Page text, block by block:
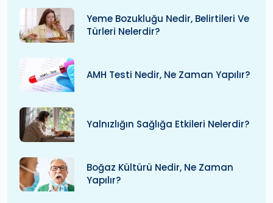
Yeme Bozukluğu Nedir, Belirtileri Ve
Türleri Nelerdir?
AMH Testi Nedir, Ne Zaman Yapılır?
Yalnızlığın Sağlığa Etkileri Nelerdir?
Boğaz Kültürü Nedir, Ne Zaman
Yapılır?